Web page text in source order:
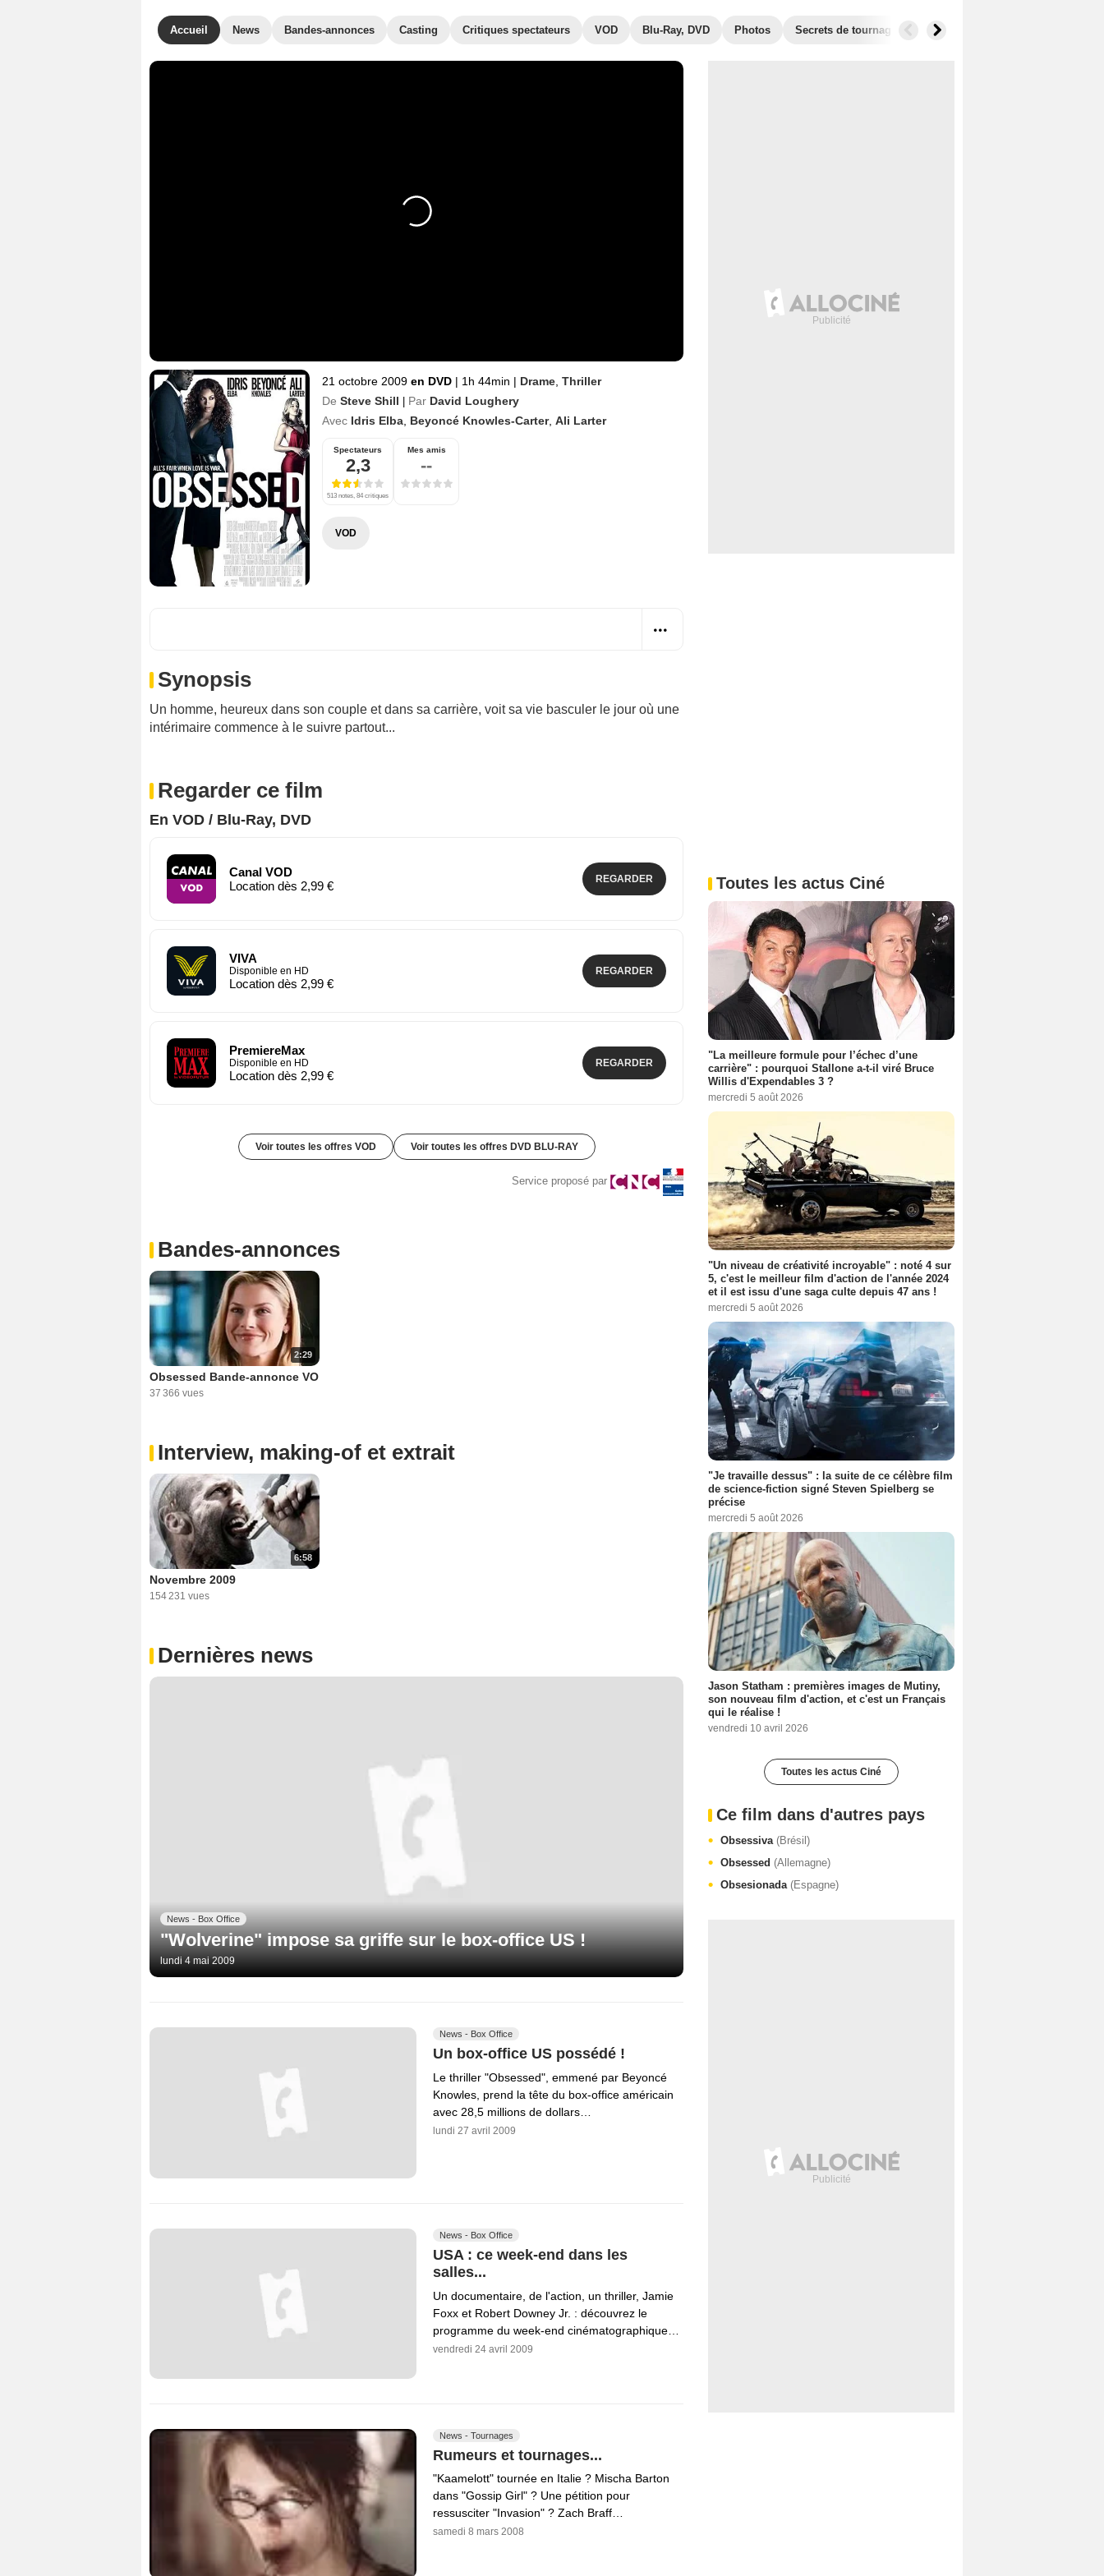
Accueil News Bandes-annonces Casting Critiques spectateurs VOD Blu-Ray, DVD Photos Secrets de tournage Box Office
21 octobre 2009 en DVD | 1h 44min | Drame Thriller
De Steve Shill | Par David Loughery
Avec Idris Elba Beyoncé Knowles-Carter, Ali Larter
Spectateurs
2,3
513 notes, 84 critiques
Mes amis
--
VOD
Synopsis
Un homme, heureux dans son couple et dans sa carrière, voit sa vie basculer le jour où une
intérimaire commence à le suivre partout...
Regarder ce film
En VOD / Blu-Ray, DVD
Canal VOD
Location dès 2,99 €
REGARDER
VIVA
Disponible en HD
Location dès 2,99 €
REGARDER
PremiereMax
Disponible en HD
Location dès 2,99 €
REGARDER
Voir toutes les offres VOD Voir toutes les offres DVD BLU-RAY
Service proposé par
Bandes-annonces
2:29
Obsessed Bande-annonce VO
37 366 vues
Interview, making-of et extrait
6:58
Novembre 2009
154 231 vues
Dernières news
News - Box Office
"Wolverine" impose sa griffe sur le box-office US !
lundi 4 mai 2009
News - Box Office
Un box-office US possédé !
Le thriller "Obsessed", emmené par Beyoncé
Knowles, prend la tête du box-office américain
avec 28,5 millions de dollars…
lundi 27 avril 2009
News - Box Office
USA : ce week-end dans les
salles...
Un documentaire, de l'action, un thriller, Jamie
Foxx et Robert Downey Jr. : découvrez le
programme du week-end cinématographique…
vendredi 24 avril 2009
News - Tournages
Rumeurs et tournages...
"Kaamelott" tournée en Italie ? Mischa Barton
dans "Gossip Girl" ? Une pétition pour
ressusciter "Invasion" ? Zach Braff…
samedi 8 mars 2008
Toutes les actus Ciné
"La meilleure formule pour l’échec d’une
carrière" : pourquoi Stallone a-t-il viré Bruce
Willis d'Expendables 3 ?
mercredi 5 août 2026
"Un niveau de créativité incroyable" : noté 4 sur
5, c'est le meilleur film d'action de l'année 2024
et il est issu d'une saga culte depuis 47 ans !
mercredi 5 août 2026
"Je travaille dessus" : la suite de ce célèbre film
de science-fiction signé Steven Spielberg se
précise
mercredi 5 août 2026
Jason Statham : premières images de Mutiny,
son nouveau film d'action, et c'est un Français
qui le réalise !
vendredi 10 avril 2026
Toutes les actus Ciné
Ce film dans d'autres pays
Obsessiva (Brésil)
Obsessed (Allemagne)
Obsesionada (Espagne)